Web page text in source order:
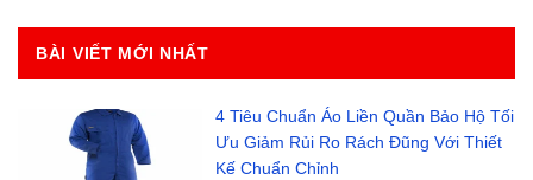
BÀI VIẾT MỚI NHẤT
4 Tiêu Chuẩn Áo Liền Quần Bảo Hộ Tối
Ưu Giảm Rủi Ro Rách Đũng Với Thiết
Kế Chuẩn Chỉnh